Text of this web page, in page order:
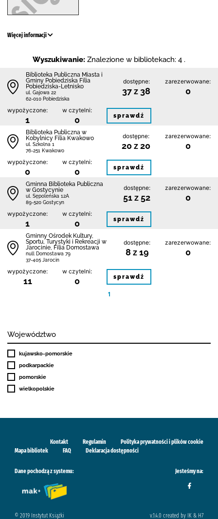
Więcej informacji
Wyszukiwanie: Znalezione w bibliotekach: 4 .
Biblioteka Publiczna Miasta i
Gminy Pobiedziska Filia
Pobiedziska-Letnisko
ul. Gajowa 22
62-010 Pobiedziska
dostępne:
37 z 38
zarezerwowane:
0
wypożyczone:
1
w czytelni:
0 sprawdź
Biblioteka Publiczna w
Kobylnicy Filia Kwakowo
ul. Szkolna 1
76-251 Kwakowo
dostępne:
20 z 20
zarezerwowane:
0
wypożyczone:
0
w czytelni:
0 sprawdź
Gminna Biblioteka Publiczna
w Gostycynie
ul. Sępoleńska 12A
89-520 Gostycyn
dostępne:
51 z 52
zarezerwowane:
0
wypożyczone:
1
w czytelni:
0 sprawdź
Gminny Ośrodek Kultury,
Sportu, Turystyki i Rekreacji w
Jarocinie, Filia Domostawa
null Domostawa 79
37-405 Jarocin
dostępne:
8 z 19
zarezerwowane:
0
wypożyczone:
11
w czytelni:
0 sprawdź
1
Województwo
kujawsko-pomorskie
podkarpackie
pomorskie
wielkopolskie
Kontakt Regulamin
Polityka prywatności i plików cookie
Mapa bibliotek
FAQ Deklaracja dostępności
Dane pochodzą z systemu: Jesteśmy na:
© 2019 Instytut Książki v.1.4.0 created by IK & H7